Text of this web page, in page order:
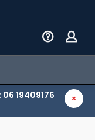
19409176